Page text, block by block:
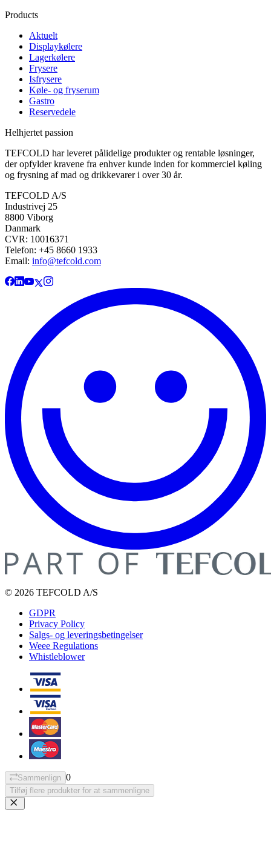
Products
Aktuelt
Displaykølere
Lagerkølere
Frysere
Isfrysere
Køle- og fryserum
Gastro
Reservedele
Helhjertet passion
TEFCOLD har leveret pålidelige produkter og rentable løsninger,
der opfylder kravene fra enhver kunde inden for kommerciel køling
og frysning af mad og drikkevarer i over 30 år.
TEFCOLD A/S
Industrivej 25
8800 Viborg
Danmark
CVR: 10016371
Telefon: +45 8660 1933
Email: info@tefcold.com
© 2026 TEFCOLD A/S
GDPR
Privacy Policy
Salgs- og leveringsbetingelser
Weee Regulations
Whistleblower
Sammenlign 0
Tilføj flere produkter for at sammenligne